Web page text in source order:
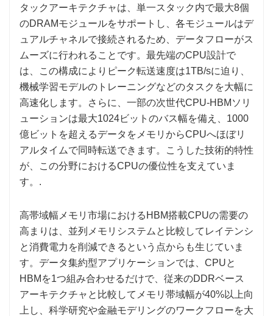
タックアーキテクチャは、単一スタック内で最大8個
のDRAMモジュールをサポートし、各モジュールはデ
ュアルチャネルで接続されるため、データフローがス
ムーズに行われることです。最先端のCPU設計で
は、この構成によりピーク転送速度は1TB/sに迫り、
機械学習モデルのトレーニングなどのタスクを大幅に
高速化します。さらに、一部の次世代CPU-HBMソリ
ューションは最大1024ビットのバス幅を備え、1000
億ビットを超えるデータをメモリからCPUへほぼリ
アルタイムで同時転送できます。こうした技術的特性
が、この分野におけるCPUの優位性を支えていま
す。.
高帯域幅メモリ市場におけるHBM搭載CPUの需要の
高まりは、並列メモリシステムと比較してレイテンシ
と消費電力を削減できるという点からも生じていま
す。データ集約型アプリケーションでは、CPUと
HBMを1つ組み合わせるだけで、従来のDDRベース
アーキテクチャと比較してメモリ帯域幅が40%以上向
上し、科学研究や金融モデリングのワークフローを大